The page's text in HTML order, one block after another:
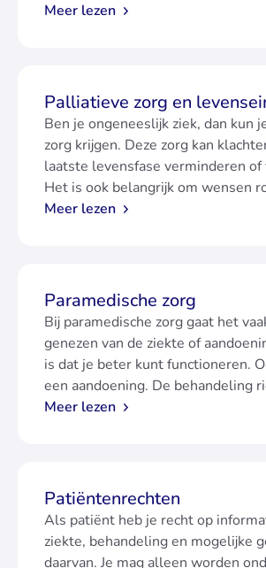
Meer lezen
Palliatieve zorg en
Ben je ongeneeslijk ziek, dan kun
zorg krijgen. Deze zorg kan
laatste levensfase verminderen of
Het is ook belangrijk om wensen
ziekte en levenseinde te
Meer lezen
Paramedische zorg
Bij paramedische zorg gaat het
genezen van de ziekte of
is dat je beter kunt functioneren.
een aandoening. De behandeling
jouw klachten en de vraag die je
Meer lezen
Patiëntenrechten
Als patiënt heb je recht op
ziekte, behandeling en mogelijke
daarvan. Je mag alleen worden